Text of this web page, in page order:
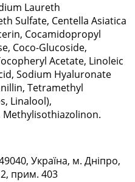
Laureth
Sulfate, Centella Asiatica
Cocamidopropyl
Coco-Glucoside,
Acetate, Linoleic
Sodium Hyaluronate
Tetramethyl
Linalool),
Україна, м. Дніпро,
прим. 403